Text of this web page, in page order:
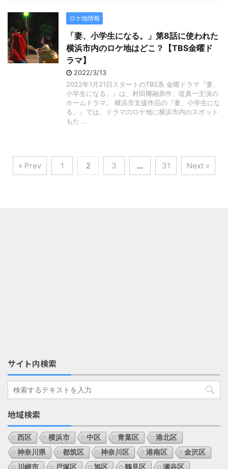
ロケ地情報
「妻、小学生になる。」第8話に使われた
横浜市内のロケ地はどこ？【TBS金曜ド
ラマ】
2022/3/13
2022年1月21日スタートのTBS系 金曜ドラマ『妻、
小学生になる。』は、村田椰融原作、堤真一主演の
ホームドラマ。 横浜市支援作品の『妻、小学生にな
る。』では、ドラマのロケ地に横浜市内のスポット
もた ...
« Prev 1 2 3 … 31 Next »
サイト内検索
地域検索
西区 横浜市 中区 青葉区
港北区
神奈川県
都筑区 神奈川区 港南区
金沢区
川崎市
戸塚区 旭区 鶴見区
瀬谷区